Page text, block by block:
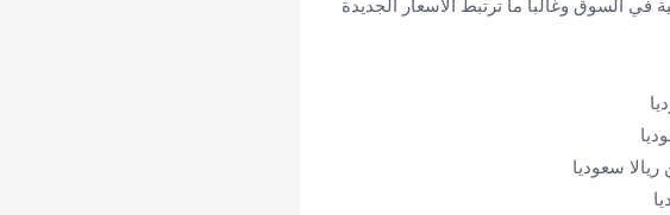
في السوق وغالبا ما ترتبط الأسعار الجديدة
سعوديا